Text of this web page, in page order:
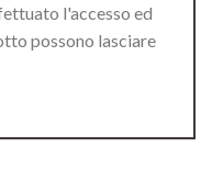
l'accesso ed
possono lasciare